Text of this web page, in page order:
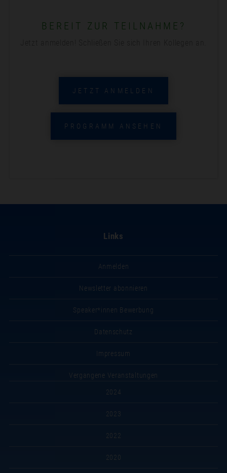
BEREIT ZUR TEILNAHME?
JETZT ANMELDEN
PROGRAMM ANSEHEN
Links
Anmelden
Newsletter abonnieren
Speaker*innen Bewerbung
Datenschutz
Impressum
Vergangene Veranstaltungen
2024
2023
2022
2020